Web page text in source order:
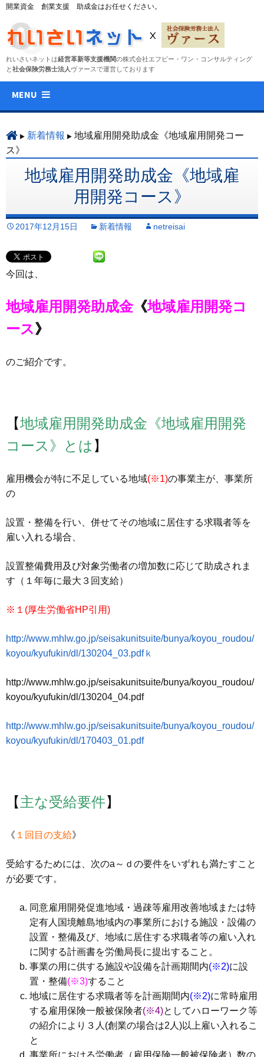
開業資金 創業支援 助成金はお任せください。
れいさいネットは経営革新等支援機関の株式会社エフピー・ワン・コンサルティング
と社会保険労務士法人 ヴァースで運営しております
MENU
ン
へ
ス
プ
新着情報
地域雇用開発助成金《地域雇用開発コー
ス》
地域雇用開発助成金《地域雇
用開発コース》
2017年12月15日 新着情報 netreisai
今回は、
地域雇用開発助成金《地域雇用開発コ
ース》
のご紹介です。
【地域雇用開発助成金《地域雇用開発
コース》とは 】
雇用機会が特に不足している地域(※1)の事業主が、事業所
の
設置・整備を行い、併せてその地域に居住する求職者等を
雇い入れる場合、
設置整備費用及び対象労働者の増加数に応じて助成されま
す（１年毎に最大３回支給）
※１(厚生労働省HP引用)
http://www.mhlw.go.jp/seisakunitsuite/bunya/koyou_roudou/
koyou/kyufukin/dl/130204_03.pdfｋ
http://www.mhlw.go.jp/seisakunitsuite/bunya/koyou_roudou/
koyou/kyufukin/dl/130204_04.pdf
http://www.mhlw.go.jp/seisakunitsuite/bunya/koyou_roudou/
koyou/kyufukin/dl/170403_01.pdf
【主な受給要件】
《 １回目の支給》
受給するためには、次のa～ｄの要件をいずれも満たすこと
が必要です。
同意雇用開発促進地域・過疎等雇用改善地域または特
定有人国境離島地域内の事業所における施設・設備の
設置・整備及び、地域に居住する求職者等の雇い入れ
に関する計画書を労働局長に提出すること。
事業の用に供する施設や設備を計画期間内(※2)に設
置・整備(※3)すること
地域に居住する求職者等を計画期間内(※2)に常時雇用
する雇用保険一般被保険者(※4)としてハローワーク等
の紹介により３人(創業の場合は2人)以上雇い入れるこ
と